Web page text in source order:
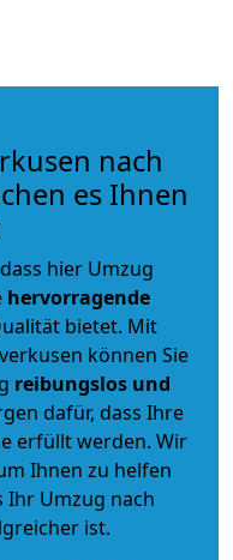
nach
es Ihnen
hier Umzug
hervorragende
bietet. Mit
können Sie
reibungslos und
dafür, dass Ihre
erfüllt werden. Wir
Ihnen zu helfen
Ihr Umzug nach
ist.